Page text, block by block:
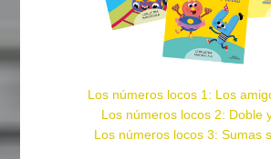
Los números locos 1: Los
Los números locos 2: Doble
Los números locos 3: Sumas